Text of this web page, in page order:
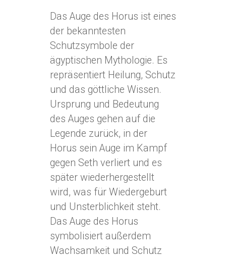
Das Auge des Horus ist eines
der bekanntesten
Schutzsymbole der
ägyptischen Mythologie. Es
repräsentiert Heilung, Schutz
und das göttliche Wissen.
Ursprung und Bedeutung
des Auges gehen auf die
Legende zurück, in der
Horus sein Auge im Kampf
gegen Seth verliert und es
später wiederhergestellt
wird, was für Wiedergeburt
und Unsterblichkeit steht.
Das Auge des Horus
symbolisiert außerdem
Wachsamkeit und Schutz